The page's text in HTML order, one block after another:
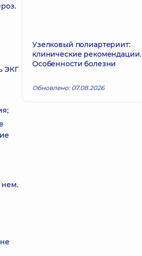
ЭКГ
нем.
Узелковый полиартериит:
клинические рекомендации.
Особенности болезни
Обновлено: 07.08.2026